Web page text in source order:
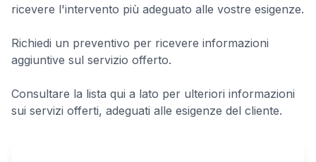
ricevere l'intervento più adeguato alle vostre esigenze.
Richiedi un preventivo per ricevere informazioni
aggiuntive sul servizio offerto.
Consultare la lista qui a lato per ulteriori informazioni
sui servizi offerti, adeguati alle esigenze del cliente.